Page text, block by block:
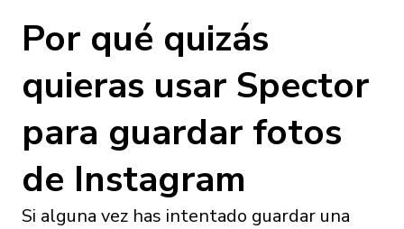
Por qué quizás
quieras usar Spector
para guardar fotos
de Instagram
Si alguna vez has intentado guardar una